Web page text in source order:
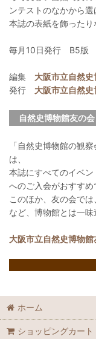
ンテストのなかから
本誌の表紙を飾ったり
毎月10日発行 B5版
編集 大阪市立自然史
発行 大阪市立自然
自然史博物館友の
「自然史博物館の観
は、
本誌にすべてのイベン
へのご入会がおすすめ
このほか、友の会で
など、博物館とは一味
大阪市立自然史博物
ホーム
ショッピングカート